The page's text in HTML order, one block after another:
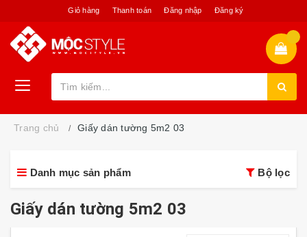
Giỏ hàng Thanh toán Đăng nhập Đăng ký
Trang chủ Giấy dán tường 5m2 03
Danh mục sản phẩm Bộ lọc
Giấy dán tường 5m2 03